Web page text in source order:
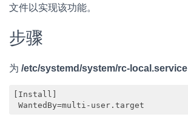
文件以实现该功能。
步骤
为 /etc/systemd/system/rc-local.service
[Install]
WantedBy=multi-user.target